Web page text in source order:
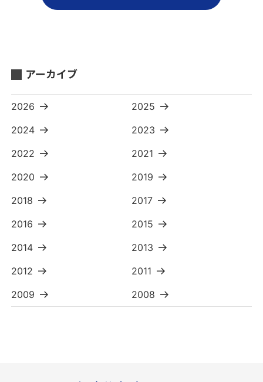
アーカイブ
2026
2025
2024
2023
2022
2021
2020
2019
2018
2017
2016
2015
2014
2013
2012
2011
2009
2008